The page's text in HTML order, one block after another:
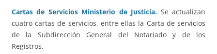
Cartas de Servicios Ministerio de Justicia. Se actualizan
cuatro cartas de servicios, entre ellas la Carta de servicios
de la Subdirección General del Notariado y de los
Registros,